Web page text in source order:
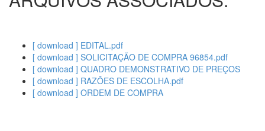
[ download ] EDITAL.pdf
[ download ] SOLICITAÇÃO DE COMPRA 96854.pdf
[ download ] QUADRO DEMONSTRATIVO DE PREÇOS
[ download ] RAZÕES DE ESCOLHA.pdf
[ download ] ORDEM DE COMPRA